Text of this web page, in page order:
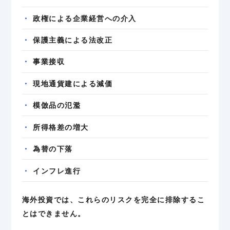
政権による企業経営への介入
保護主義による法改正
事業接収
現地通貨建による減価
模倣品の氾濫
所得格差の増大
為替の下落
インフレ進行
海外投資では、これらのリスクを完全に排除するこ
とはできません。